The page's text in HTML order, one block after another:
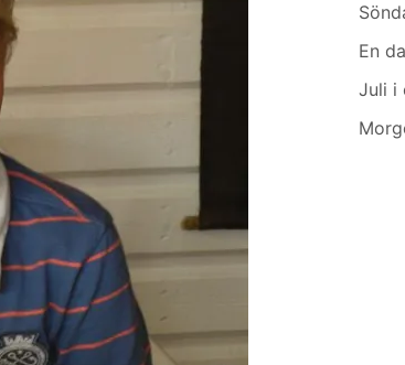
En
Juli i